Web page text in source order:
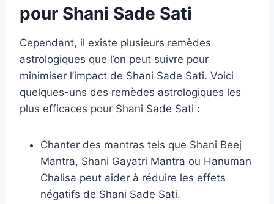
pour Shani Sade Sati
Cependant, il existe plusieurs remèdes
astrologiques que l’on peut suivre pour
minimiser l’impact de Shani Sade Sati. Voici
quelques-uns des remèdes astrologiques les
plus efficaces pour Shani Sade Sati :
Chanter des mantras tels que Shani Beej
Mantra, Shani Gayatri Mantra ou Hanuman
Chalisa peut aider à réduire les effets
négatifs de Shani Sade Sati.